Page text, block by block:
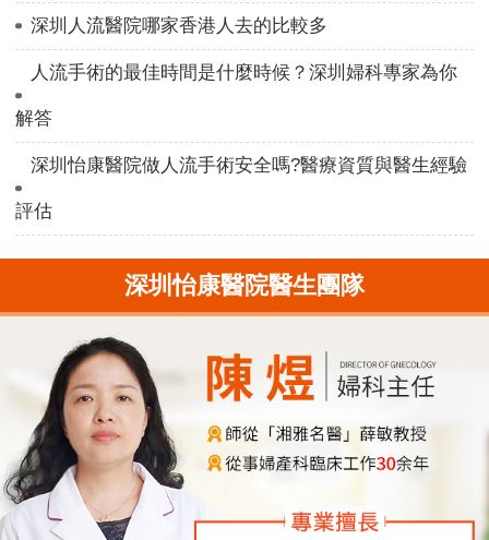
深圳人流醫院哪家香港人去的比較多
人流手術的最佳時間是什麼時候？深圳婦科專家為你
解答
深圳怡康醫院做人流手術安全嗎?醫療資質與醫生經驗
評估
深圳怡康醫院醫生團隊